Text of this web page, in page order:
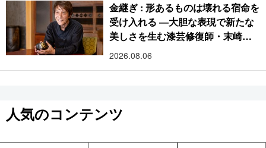
金継ぎ : 形あるものは壊れる宿命を
受け入れる ―大胆な表現で新たな
美しさを生む漆芸修復師・末崎広
樹
2026.08.06
人気のコンテンツ